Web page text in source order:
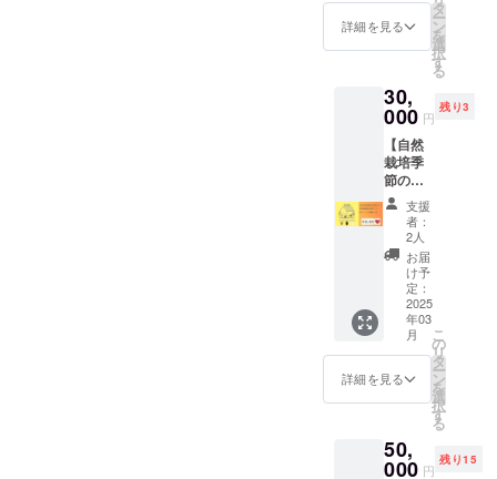
がござ
います
さい。
ださい
・禁煙
スケ
ジュー
ル、内
容など
は事前
に調整
させて
いただ
きます
2025/10
/30） ※
すの
で、到
着後に
冷蔵庫
で保管
お願い
致しま
す。 ※
住所の
入力な
どお間
違いな
いよう
ご注意
下さ
い。 ※
原材料
表示は
お届け
ン】 ▼
リター
ン内容
◎赤土
ハーブ
蒸し
（沖縄
版よも
ぎ蒸
し）40
分 ◎デ
トック
スセラ
ピー
（頭皮
からの
デトッ
クス）
40分 ・
日時：
2024年
イのハ
コ（沖
詳細を見る
タ
ー
ン
を
選
択
す
る
30,
000 円
残り3
【自然
栽培季
節の野
菜＆ 発
酵調味
料6種
セッ
ト】 ▼
リター
ン内容
・はる
さー
ミッ
チーが
育てた
季節の
詰め合
わせ
支援
者：
2人
お届
け予
定：
2025
年03
月
詳細を見る
こ
の
リ
タ
ー
ン
を
選
択
す
る
50,
000 円
残り15